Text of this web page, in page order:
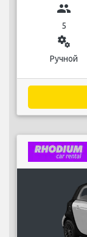
group
5
miscellaneous_services
Ручной